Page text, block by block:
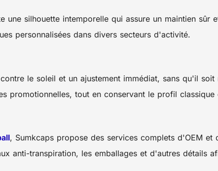
une silhouette intemporelle qui assure un maintien
personnalisées dans divers secteurs d'activité.
le soleil et un ajustement immédiat, sans qu'il
promotionnelles, tout en conservant le profil
, Sumkcaps propose des services complets d'OEM
anti-transpiration, les emballages et d'autres détails